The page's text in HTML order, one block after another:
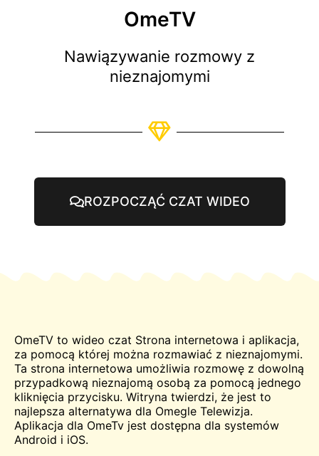
OmeTV
Nawiązywanie rozmowy z
nieznajomymi
ROZPOCZĄĆ CZAT WIDEO
OmeTV to wideo czat Strona internetowa i aplikacja,
za pomocą której można rozmawiać z nieznajomymi.
Ta strona internetowa umożliwia rozmowę z dowolną
przypadkową nieznajomą osobą za pomocą jednego
kliknięcia przycisku. Witryna twierdzi, że jest to
najlepsza alternatywa dla Omegle Telewizja.
Aplikacja dla OmeTv jest dostępna dla systemów
Android i iOS.